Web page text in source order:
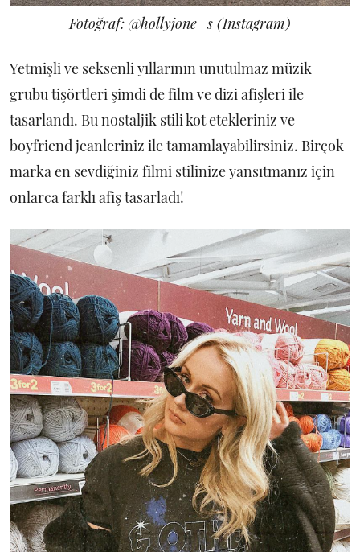
Fotoğraf: @hollyjone_s (Instagram)
Yetmişli ve seksenli yıllarının unutulmaz müzik
grubu tişörtleri şimdi de film ve dizi afişleri ile
tasarlandı. Bu nostaljik stili kot etekleriniz ve
boyfriend jeanleriniz ile tamamlayabilirsiniz. Birçok
marka en sevdiğiniz filmi stilinize yansıtmanız için
onlarca farklı afiş tasarladı!